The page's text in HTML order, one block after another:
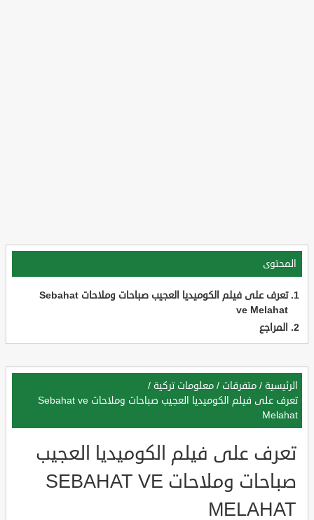
المحتوى
تعرف على فيلم الكوميديا العجيب صباحات وملاحات Sebahat
ve Melahat
المراجع
الرئيسية / متفرقات / معلومات تركية /
تعرف على فيلم الكوميديا العجيب صباحات وملاحات Sebahat ve
Melahat
تعرف على فيلم الكوميديا العجيب
صباحات وملاحات SEBAHAT VE
MELAHAT